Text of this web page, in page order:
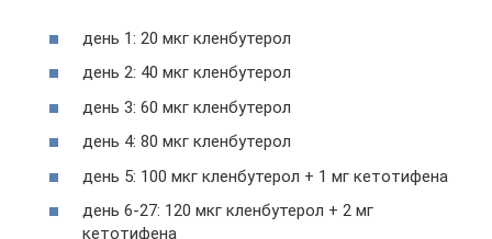
день 1: 20 мкг кленбутерол
день 2: 40 мкг кленбутерол
день 3: 60 мкг кленбутерол
день 4: 80 мкг кленбутерол
день 5: 100 мкг кленбутерол + 1 мг кетотифена
день 6-27: 120 мкг кленбутерол + 2 мг
кетотифена